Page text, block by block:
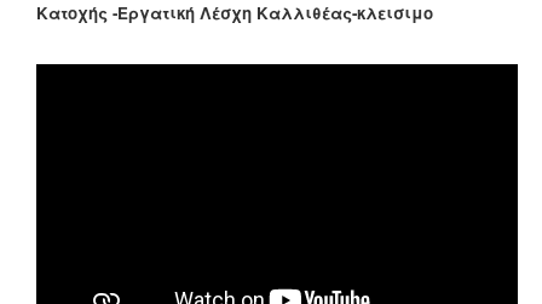
Κατοχής -Εργατική Λέσχη Καλλιθέας-κλεισιμο